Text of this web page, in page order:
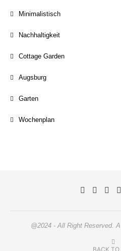
Minimalistisch
Nachhaltigkeit
Cottage Garden
Augsburg
Garten
Wochenplan
@2024 - All Right Reserved.
BACK TO